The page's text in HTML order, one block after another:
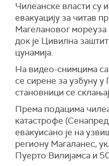
Чилеанске власти су
евакуацију за читав
Магелановог мореуза
док је Цивилна
цунамија.
На видео-снимцима
се сирене за узбуну у
становници се
Према подацима
катастрофе
евакуисано је на
региону Магаланес,
Пуерто Вилијамса и